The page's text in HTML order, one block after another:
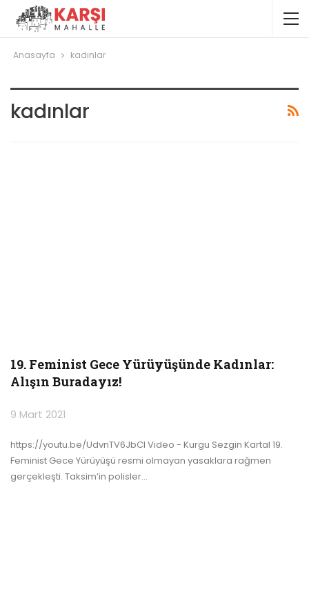
Anasayfa kadınlar
kadınlar
19. Feminist Gece Yürüyüşünde Kadınlar:
Alışın Buradayız!
9 Mart 2021
https://youtu.be/UdvnTV6JbCI Video - Kurgu Sezgin Kartal 19.
Feminist Gece Yürüyüşü resmi olmayan yasaklara rağmen
gerçekleşti. Taksim’in polisler…